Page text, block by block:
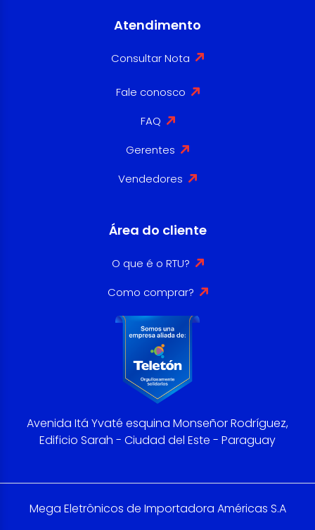
Atendimento
Consultar Nota
Fale conosco
FAQ
Gerentes
Vendedores
Área do cliente
O que é o RTU?
Como comprar?
Avenida Itá Yvaté esquina Monseñor Rodríguez,
Edificio Sarah - Ciudad del Este - Paraguay
Mega Eletrônicos de Importadora Américas S.A